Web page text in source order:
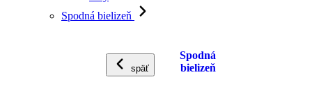
Spodná bielizeň
späť
Spodná
bielizeň